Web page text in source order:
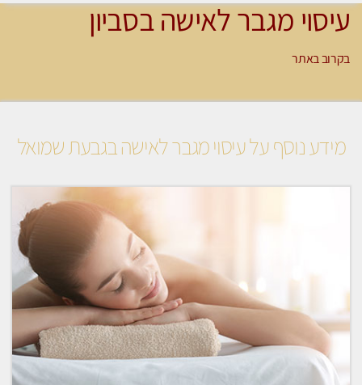
עיסוי מגבר לאישה בסביון
בקרוב באתר
מידע נוסף על עיסוי מגבר לאישה בגבעת שמואל